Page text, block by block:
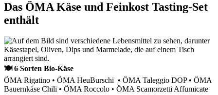
Das ÖMA Käse und Feinkost Tasting-Set
enthält
🍽 6 Sorten Bio-Käse
ÖMA Rigatino • ÖMA HeuBurschi • ÖMA Taleggio DOP • ÖMA
Bauernkäse Chili • ÖMA Roccolo • ÖMA Scamorzetti Affumicate